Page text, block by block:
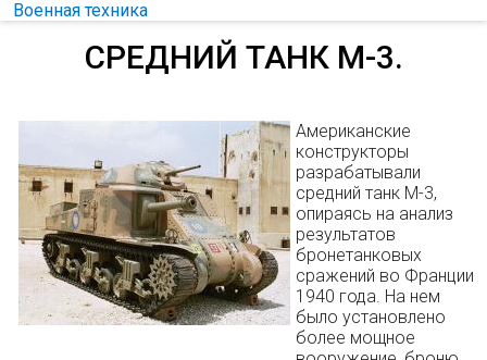
Военная техника
СРЕДНИЙ ТАНК М-3.
Американские
конструкторы
разрабатывали
средний танк М-3,
опираясь на анализ
результатов
бронетанковых
сражений во Франции
1940 года. На нем
было установлено
более мощное